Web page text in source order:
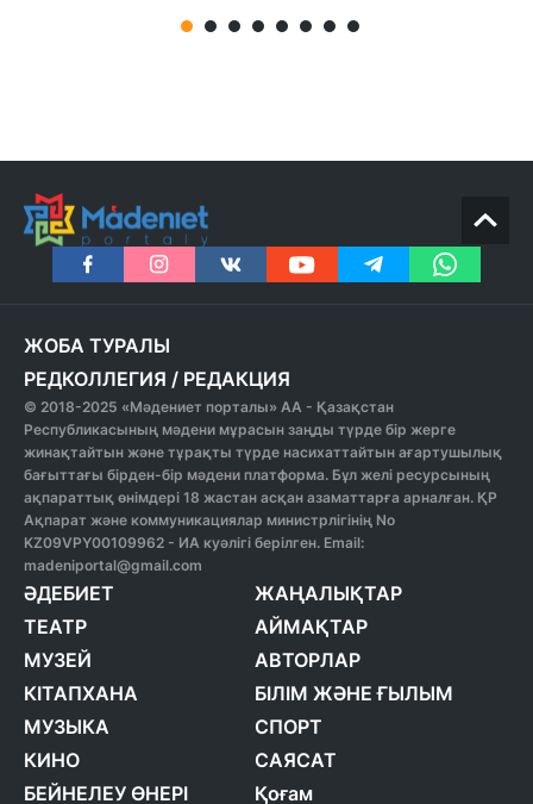
ЖОБА ТУРАЛЫ
РЕДКОЛЛЕГИЯ / РЕДАКЦИЯ
© 2018-2025 «Мәдениет порталы» АА - Қазақстан
Республикасының мәдени мұрасын заңды түрде бір жерге
жинақтайтын және тұрақты түрде насихаттайтын ағартушылық
бағыттағы бірден-бір мәдени платформа. Бұл желі ресурсының
ақпараттық өнімдері 18 жастан асқан азаматтарға арналған. ҚР
Ақпарат және коммуникациялар министрлігінің No
KZ09VPY00109962 - ИА куәлігі берілген. Email:
madeniportal@gmail.com
ӘДЕБИЕТ
ТЕАТР
МУЗЕЙ
КІТАПХАНА
МУЗЫКА
КИНО
БЕЙНЕЛЕУ ӨНЕРІ
ЖАҢАЛЫҚТАР
АЙМАҚТАР
АВТОРЛАР
БІЛІМ ЖӘНЕ ҒЫЛЫМ
СПОРТ
САЯСАТ
Қоғам